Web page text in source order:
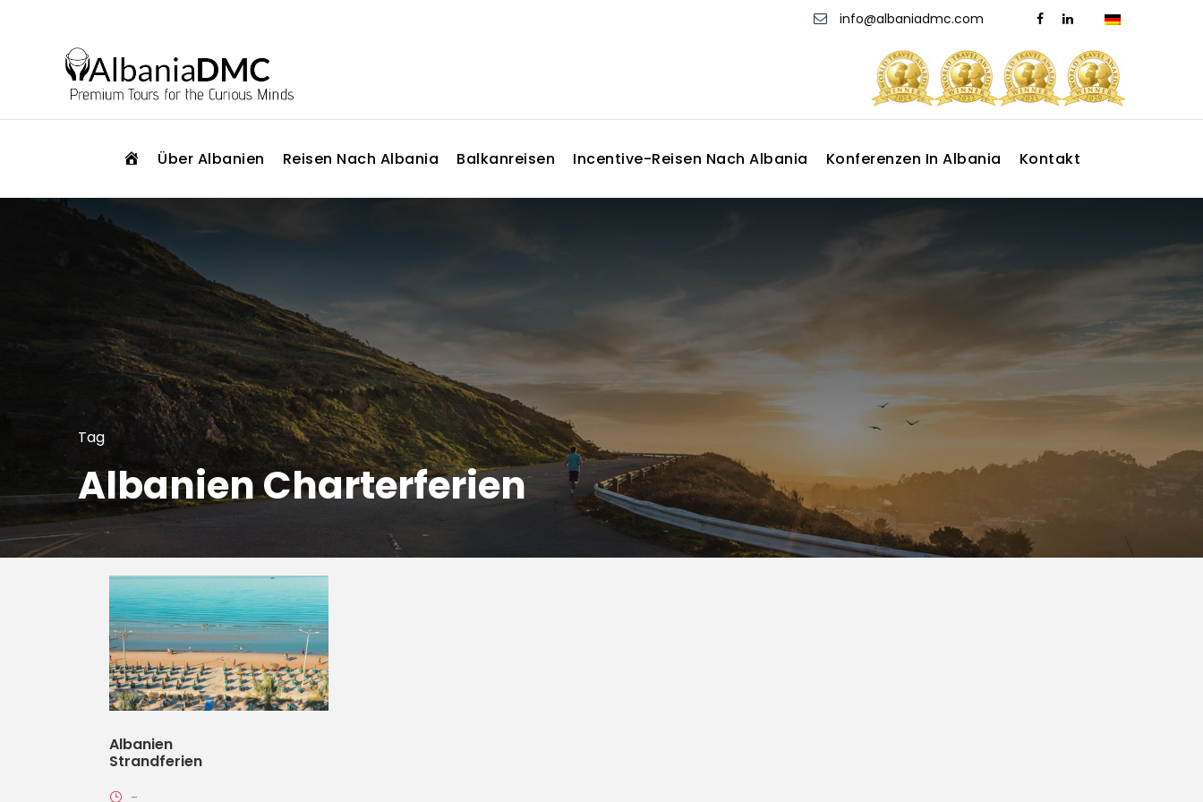
info@albaniadmc.com
R
T
I
T
E
Über Albanien Reisen Nach Albania Balkanreisen Incentive-Reisen Nach Albania Konferenzen In Albania Kontakt
Tag
Albanien Charterferien
Albanien
Strandferien
-